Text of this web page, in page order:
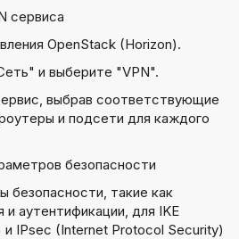
сервиса
OpenStack (Horizon).
и выберите "VPN".
выбрав соответствующие
и подсети для каждого
безопасности
безопасности, такие как
аутентификации, для IKE
и IPsec (Internet Protocol Security)